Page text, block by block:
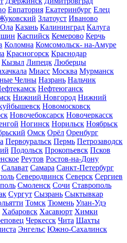
Евпатория Екатеринбург Елец
Златоуст Иваново
Казань Калининград Калуга
Каспийск Кемерово Керчь
Коломна Комсомольск- на-Амуре
Красногорск Краснодар
Кызыл Липецк Люберцы
Миасс Москва Мурманск
Челны Назрань Нальчик
Нефтеюганск
Нижний Новгород Нижний
Новомосковск
Новочебоксарск Новочеркасск
Ногинск Норильск Ноябрьск
Омск Орёл Оренбург
Первоуральск Пермь Петрозаводск
Подольск Прокопьевск Псков
Реутов Ростов-на-Дону
Салават Самара Санкт-Петербург
Северодвинск Северск Сергиев
Смоленск Сочи Ставрополь
Сургут Сызрань Сыктывкар
Томск Тюмень Улан-Удэ
Хабаровск Хасавюрт Химки
Черкесск Чита Шахты
Энгельс Южно-Сахалинск